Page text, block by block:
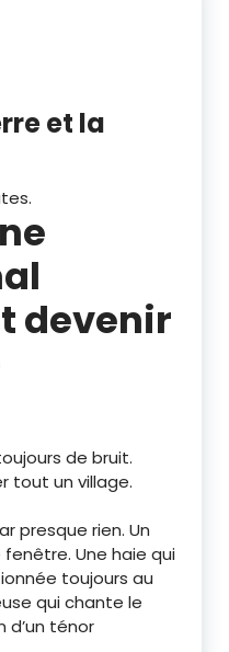
et la
devenir
de bruit.
tout un village.
presque rien. Un
Une haie qui
toujours au
qui chante le
d’un ténor